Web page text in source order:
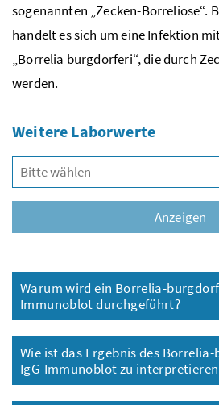
sogenannten „Zecken-Borreliose“.
handelt es sich um eine Infektion
„Borrelia burgdorferi“, die durch
werden.
Weitere Laborwerte
Anzeigen
Warum wird ein Borrelia-
Immunoblot durchgeführt?
Wie ist das Ergebnis des
IgG-Immunoblot zu